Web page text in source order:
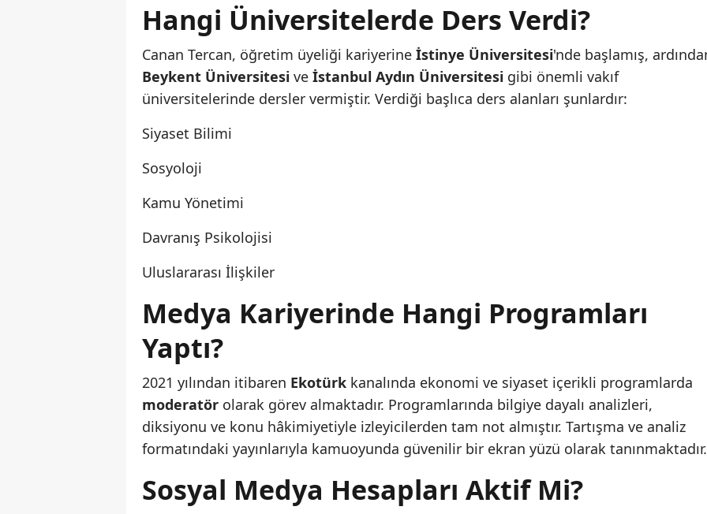
Hangi Üniversitelerde Ders Verdi?
Canan Tercan, öğretim üyeliği kariyerine İstinye Üniversitesi'nde başlamış,
Beykent Üniversitesi ve İstanbul Aydın Üniversitesi gibi önemli vakıf
üniversitelerinde dersler vermiştir. Verdiği başlıca ders alanları şunlardır:
Siyaset Bilimi
Sosyoloji
Kamu Yönetimi
Davranış Psikolojisi
Uluslararası İlişkiler
Medya Kariyerinde Hangi Programları
Yaptı?
2021 yılından itibaren Ekotürk kanalında ekonomi ve siyaset içerikli programlarda
moderatör olarak görev almaktadır. Programlarında bilgiye dayalı analizleri,
diksiyonu ve konu hâkimiyetiyle izleyicilerden tam not almıştır. Tartışma ve analiz
formatındaki yayınlarıyla kamuoyunda güvenilir bir ekran yüzü olarak tanınmaktadır.
Sosyal Medya Hesapları Aktif Mi?